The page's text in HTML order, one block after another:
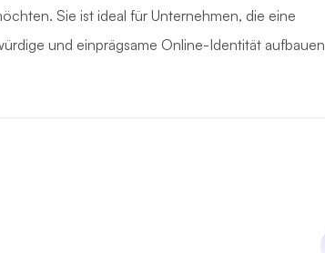
Sie ist ideal für Unternehmen, die eine
und einprägsame Online-Identität aufbauen